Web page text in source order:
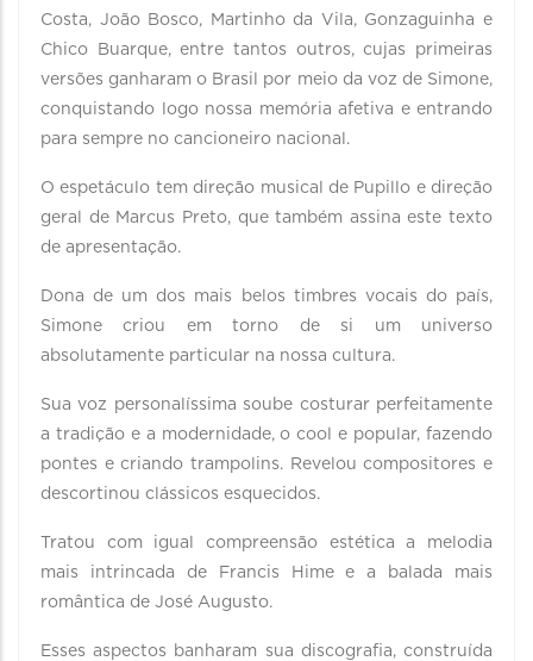
Costa, João Bosco, Martinho da Vila, Gonzaguinha e
Chico Buarque, entre tantos outros, cujas primeiras
versões ganharam o Brasil por meio da voz de Simone,
conquistando logo nossa memória afetiva e entrando
para sempre no cancioneiro nacional.
O espetáculo tem direção musical de Pupillo e direção
geral de Marcus Preto, que também assina este texto
de apresentação.
Dona de um dos mais belos timbres vocais do país,
Simone criou em torno de si um universo
absolutamente particular na nossa cultura.
Sua voz personalíssima soube costurar perfeitamente
a tradição e a modernidade, o cool e popular, fazendo
pontes e criando trampolins. Revelou compositores e
descortinou clássicos esquecidos.
Tratou com igual compreensão estética a melodia
mais intrincada de Francis Hime e a balada mais
romântica de José Augusto.
Esses aspectos banharam sua discografia, construída